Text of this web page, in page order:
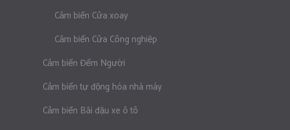
Cảm biến Cửa xoay
Cảm biến Cửa Công nghiệp
Cảm biến Đếm Người
Cảm biến tự động hóa nhà máy
Cảm biến Bãi đậu xe ô tô